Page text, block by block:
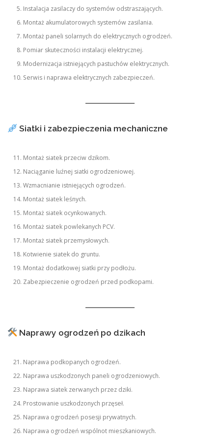
Instalacja zasilaczy do systemów odstraszających.
Montaż akumulatorowych systemów zasilania.
Montaż paneli solarnych do elektrycznych ogrodzeń.
Pomiar skuteczności instalacji elektrycznej.
Modernizacja istniejących pastuchów elektrycznych.
Serwis i naprawa elektrycznych zabezpieczeń.
Siatki i zabezpieczenia mechaniczne
Montaż siatek przeciw dzikom.
Naciąganie luźnej siatki ogrodzeniowej.
Wzmacnianie istniejących ogrodzeń.
Montaż siatek leśnych.
Montaż siatek ocynkowanych.
Montaż siatek powlekanych PCV.
Montaż siatek przemysłowych.
Kotwienie siatek do gruntu.
Montaż dodatkowej siatki przy podłożu.
Zabezpieczenie ogrodzeń przed podkopami.
Naprawy ogrodzeń po dzikach
Naprawa podkopanych ogrodzeń.
Naprawa uszkodzonych paneli ogrodzeniowych.
Naprawa siatek zerwanych przez dziki.
Prostowanie uszkodzonych przęseł.
Naprawa ogrodzeń posesji prywatnych.
Naprawa ogrodzeń wspólnot mieszkaniowych.